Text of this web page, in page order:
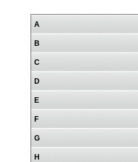
A
B
C
D
E
F
G
H